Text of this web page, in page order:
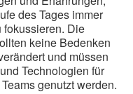
des Tages immer
Die
keine Bedenken
und müssen
Technologien für
genutzt werden.